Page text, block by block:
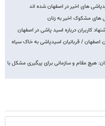
های مشکوک اخیر به زنان
کاربران درباره اسید پاشی در اصفهان
اصفهان / قربانیان اسیدپاشی به خاک سیاه
هیچ مقام و سازمانی برای پیگیری مشکل با